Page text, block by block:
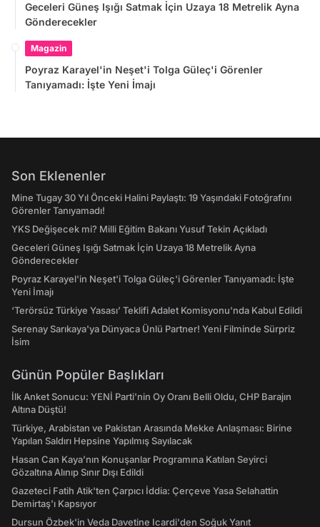
Geceleri Güneş Işığı Satmak İçin Uzaya 18 Metrelik Ayna
Gönderecekler
Magazin
Poyraz Karayel'in Neşet'i Tolga Güleç'i Görenler
Tanıyamadı: İşte Yeni İmajı
Son Eklenenler
Mine Tugay 30 Yıl Önceki Halini Paylaştı: 19 Yaşındaki Fotoğrafını
Görenler Tanıyamadı!
YKS Değişecek mi? Milli Eğitim Bakanı Yusuf Tekin Açıkladı
Geceleri Güneş Işığı Satmak İçin Uzaya 18 Metrelik Ayna
Gönderecekler
Poyraz Karayel'in Neşet'i Tolga Güleç'i Görenler Tanıyamadı: İşte
Yeni İmajı
‘Terörsüz Türkiye Yasası’ Teklifi Adalet Komisyonu'nda Kabul Edildi
Serenay Sarıkaya'ya Dünyaca Ünlü Partner! Yeni Filminde Sürpriz
İsim
Günün Popüler Başlıkları
İlk Anket Sonucu: YENİ Parti'nin Oy Oranı Belli Oldu, CHP Barajın
Altına Düştü!
Türkiye, Arabistan ve Pakistan Arasında Mekke Anlaşması: Birine
Yapılan Saldırı Hepsine Yapılmış Sayılacak
Hasan Can Kaya’nın Konuşanlar Programına Katılan Seyirci
Gözaltına Alınıp Sınır Dışı Edildi
Gazeteci Fatih Atik'ten Çarpıcı İddia: Çerçeve Yasa Selahattin
Demirtaş'ı Kapsıyor
Dursun Özbek'in Veda Davetine Icardi'den Soğuk Yanıt